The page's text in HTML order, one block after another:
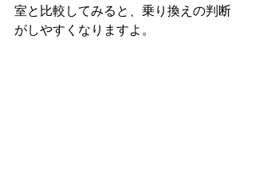
室と比較してみると、乗り換えの判断
がしやすくなりますよ。